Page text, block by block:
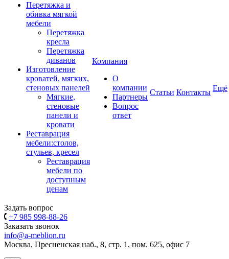
Перетяжка и
обивка мягкой
мебели
Перетяжка
кресла
Перетяжка
диванов
Изготовление
кроватей, мягких,
стеновых панелей
Мягкие,
стеновые
панели и
кровати
Реставрация
мебели:столов,
стульев, кресел
Реставрация
мебели по
доступным
ценам
Компания
О
компании
Партнеры
Вопрос
ответ
Cтатьи Контакты Ещё
Задать вопрос
+7 985 998-88-26
Заказать звонок
info@a-meblion.ru
Москва, Пресненская наб., 8, стр. 1, пом. 625, офис 7